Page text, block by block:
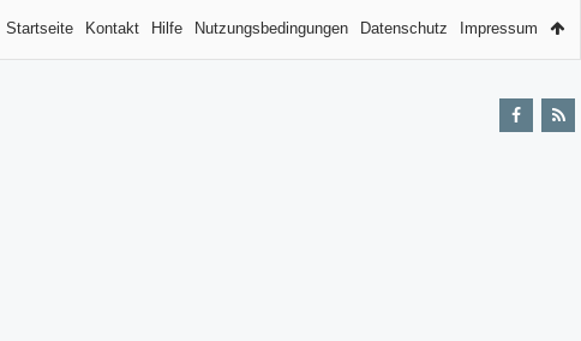
Startseite Kontakt Hilfe Nutzungsbedingungen Datenschutz Impressum